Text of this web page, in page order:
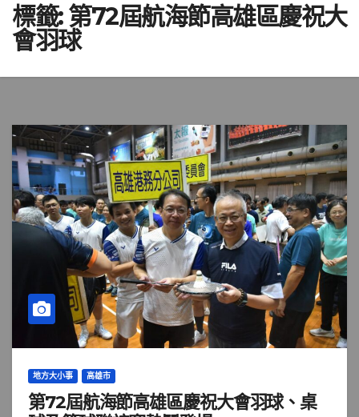
標籤:第72屆航海節高雄區慶祝大
會羽球
地方大小事 高雄市
第72屆航海節高雄區慶祝大會羽球、桌